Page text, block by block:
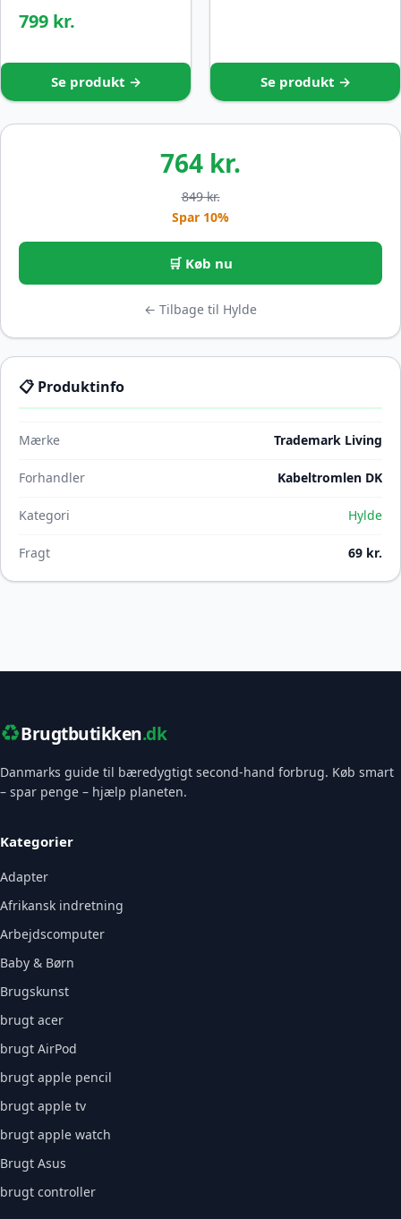
799 kr.
Se produkt → Se produkt →
764 kr.
849 kr.
Spar 10%
🛒 Køb nu
← Tilbage til Hylde
📋 Produktinfo
Mærke Trademark Living
Forhandler Kabeltromlen DK
Kategori Hylde
Fragt 69 kr.
♻️Brugtbutikken.dk
Danmarks guide til bæredygtigt second-hand forbrug. Køb smart
– spar penge – hjælp planeten.
Kategorier
Adapter
Afrikansk indretning
Arbejdscomputer
Baby & Børn
Brugskunst
brugt acer
brugt AirPod
brugt apple pencil
brugt apple tv
brugt apple watch
Brugt Asus
brugt controller